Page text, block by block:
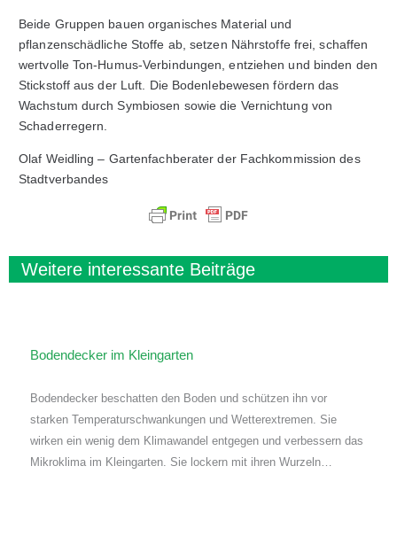
Beide Gruppen bauen organisches Material und
pflanzenschädliche Stoffe ab, setzen Nährstoffe frei, schaffen
wertvolle Ton-Humus-Verbindungen, entziehen und binden den
Stickstoff aus der Luft. Die Bodenlebewesen fördern das
Wachstum durch Symbiosen sowie die Vernichtung von
Schaderregern.
Olaf Weidling – Gartenfachberater der Fachkommission des
Stadtverbandes
Weitere interessante Beiträge
Bodendecker im Kleingarten
Bodendecker beschatten den Boden und schützen ihn vor
starken Temperaturschwankungen und Wetterextremen. Sie
wirken ein wenig dem Klimawandel entgegen und verbessern das
Mikroklima im Kleingarten. Sie lockern mit ihren Wurzeln…